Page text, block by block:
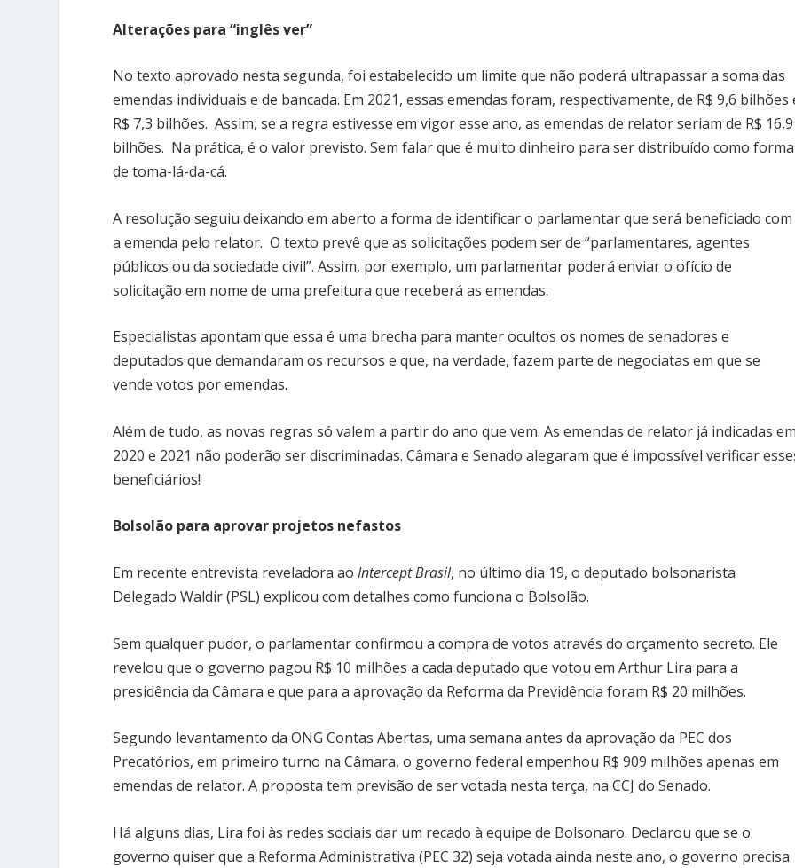
Alterações para “inglês ver”
No texto aprovado nesta segunda, foi estabelecido um limite que não poderá ultrapassar a soma das
emendas individuais e de bancada. Em 2021, essas emendas foram, respectivamente, de R$ 9,6 bilhões
R$ 7,3 bilhões. Assim, se a regra estivesse em vigor esse ano, as emendas de relator seriam de R$ 16,9
bilhões. Na prática, é o valor previsto. Sem falar que é muito dinheiro para ser distribuído como forma
de toma-lá-da-cá.
A resolução seguiu deixando em aberto a forma de identificar o parlamentar que será beneficiado com
a emenda pelo relator. O texto prevê que as solicitações podem ser de “parlamentares, agentes
públicos ou da sociedade civil”. Assim, por exemplo, um parlamentar poderá enviar o ofício de
solicitação em nome de uma prefeitura que receberá as emendas.
Especialistas apontam que essa é uma brecha para manter ocultos os nomes de senadores e
deputados que demandaram os recursos e que, na verdade, fazem parte de negociatas em que se
vende votos por emendas.
Além de tudo, as novas regras só valem a partir do ano que vem. As emendas de relator já indicadas
2020 e 2021 não poderão ser discriminadas. Câmara e Senado alegaram que é impossível verificar
beneficiários!
Bolsolão para aprovar projetos nefastos
Em recente entrevista reveladora aoIntercept Brasil, no último dia 19, o deputado bolsonarista
Delegado Waldir (PSL) explicou com detalhes como funciona o Bolsolão.
Sem qualquer pudor, o parlamentar confirmou a compra de votos através do orçamento secreto. Ele
revelou que o governo pagou R$ 10 milhões a cada deputado que votou em Arthur Lira para a
presidência da Câmara e que para a aprovação da Reforma da Previdência foram R$ 20 milhões.
Segundo levantamento da ONG Contas Abertas, uma semana antes da aprovação da PEC dos
Precatórios, em primeiro turno na Câmara, o governo federal empenhou R$ 909 milhões apenas em
emendas de relator. A proposta tem previsão de ser votada nesta terça, na CCJ do Senado.
Há alguns dias, Lira foi às redes sociais dar um recado à equipe de Bolsonaro. Declarou que se o
governo quiser que a Reforma Administrativa (PEC 32) seja votada ainda neste ano, o governo precisa